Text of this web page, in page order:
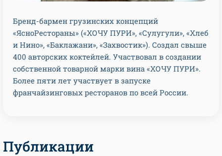
Бренд-бармен грузинских концепций
«ЯсноРестораны» («ХОЧУ ПУРИ», «Сулугули», «Хлеб
и Нино», «Баклажани», «Захвостик»). Создал свыше
400 авторских коктейлей. Участвовал в создании
собственной товарной марки вина «ХОЧУ ПУРИ».
Более пяти лет участвует в запуске
франчайзинговых ресторанов по всей России.
Публикации